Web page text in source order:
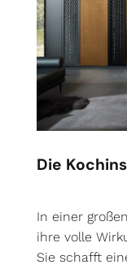
Die
In einer
ihre volle
Sie schafft